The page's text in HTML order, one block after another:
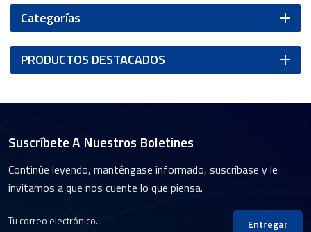
Categorías
PRODUCTOS DESTACADOS
Suscríbete A Nuestros Boletines
Continúe leyendo, manténgase informado, suscríbase y le
invitamos a que nos cuente lo que piensa.
Entregar